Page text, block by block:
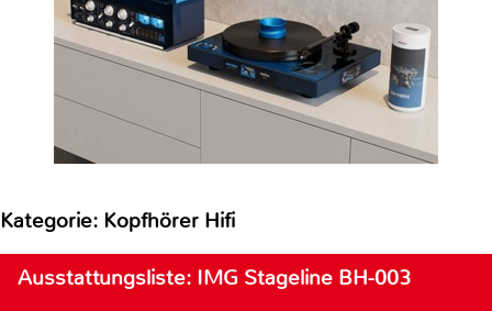
Kategorie: Kopfhörer Hifi
Ausstattungsliste: IMG Stageline BH-003